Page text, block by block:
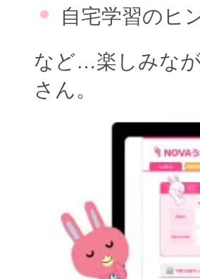
自宅学習のヒ
など…楽しみな
さん。